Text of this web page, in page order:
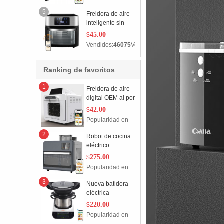
para pan
5
Freidora de aire
inteligente sin
humo de QANA,
venta al por
para pan
$45.00
Vendidos:46075Ventas
Ranking de favoritos
populares
1
Freidora de aire
digital OEM al por
mayor de fábrica,
horno de cocina,
utensilios para
hornear
$42.00
Popularidad en
2
Robot de cocina
eléctrico
antiadherente
para hacer roti,
chapati, crepera
automática
comercial
$275.00
Popularidad en
3
Nueva batidora
eléctrica
multifuncional y
robot de cocina
Thermomix con
$220.00
Popularidad en